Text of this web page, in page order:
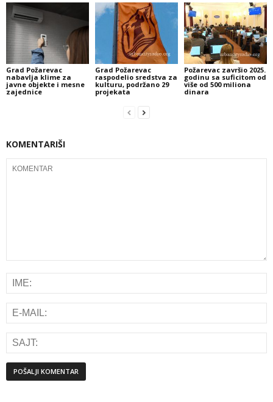
Grad Požarevac
nabavlja klime za
javne objekte i mesne
zajednice
Grad Požarevac
raspodelio sredstva za
kulturu, podržano 29
projekata
Požarevac završio 2025.
godinu sa suficitom od
više od 500 miliona
dinara
KOMENTARIŠI